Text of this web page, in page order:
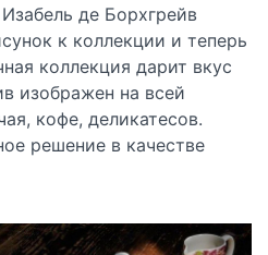
де Борхгрейв
к коллекции и теперь
коллекция дарит вкус
изображен на всей
кофе, деликатесов.
решение в качестве